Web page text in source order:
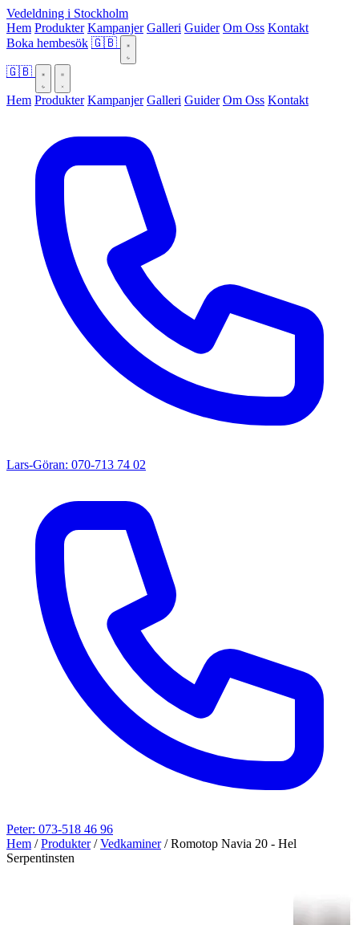
Vedeldning i Stockholm
Hem Produkter Kampanjer Galleri Guider Om Oss Kontakt
Boka hembesök 🇬🇧
🇬🇧
Hem Produkter Kampanjer Galleri Guider Om Oss Kontakt
Lars-Göran: 070-713 74 02
Peter: 073-518 46 96
Hem / Produkter / Vedkaminer / Romotop Navia 20 - Hel
Serpentinsten